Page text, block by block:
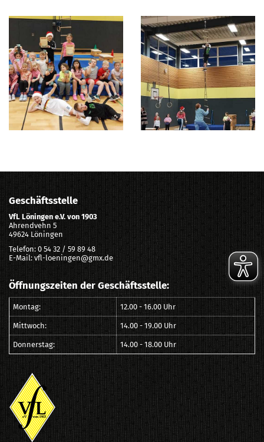
Geschäftsstelle
VfL Löningen e.V. von 1903
Ahrendvehn 5
49624 Löningen
Telefon: 0 54 32 / 59 89 48
E-Mail: vfl-loeningen@gmx.de
Öffnungszeiten der Geschäftsstelle:
Montag: 12.00 - 16.00 Uhr
Mittwoch: 14.00 - 19.00 Uhr
Donnerstag: 14.00 - 18.00 Uhr